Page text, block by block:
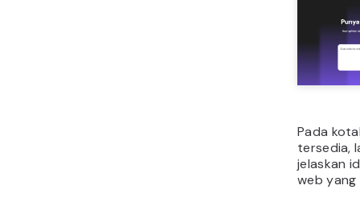
Pada
tersedia,
jelaskan
web yang